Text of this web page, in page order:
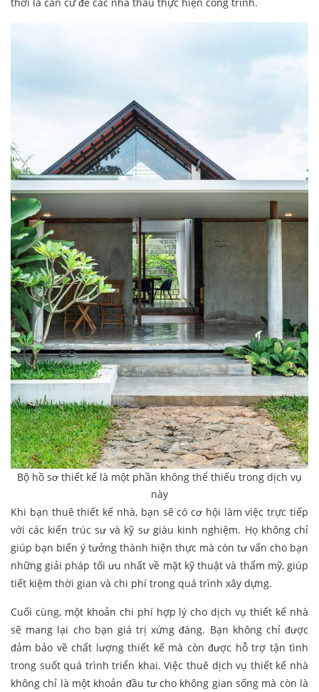
Bộ hồ sơ thiết kế là một phần không thể thiếu trong dịch vụ
này
Khi bạn thuê thiết kế nhà, bạn sẽ có cơ hội làm việc trực tiếp
với các kiến trúc sư và kỹ sư giàu kinh nghiệm. Họ không chỉ
giúp bạn biến ý tưởng thành hiện thực mà còn tư vấn cho bạn
những giải pháp tối ưu nhất về mặt kỹ thuật và thẩm mỹ, giúp
tiết kiệm thời gian và chi phí trong quá trình xây dựng.
Cuối cùng, một khoản chi phí hợp lý cho dịch vụ thiết kế nhà
sẽ mang lại cho bạn giá trị xứng đáng. Bạn không chỉ được
đảm bảo về chất lượng thiết kế mà còn được hỗ trợ tận tình
trong suốt quá trình triển khai. Việc thuê dịch vụ thiết kế nhà
không chỉ là một khoản đầu tư cho không gian sống mà còn là